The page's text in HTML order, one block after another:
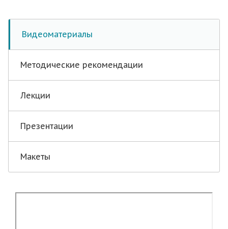
Видеоматериалы
Методические рекомендации
Лекции
Презентации
Макеты